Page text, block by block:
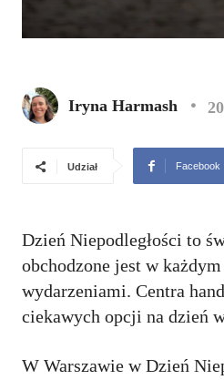
Iryna Harmash
Udział Facebook
Dzień Niepodległości to
obchodzone jest w
wydarzeniami. Centra
ciekawych opcji na dzień
W Warszawie w Dzień